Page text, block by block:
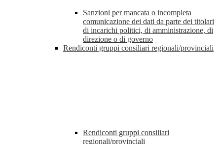
Sanzioni per mancata o incompleta
comunicazione dei dati da parte dei titolari
di incarichi politici, di amministrazione, di
direzione o di governo
Rendiconti gruppi consiliari regionali/provinciali
Rendiconti gruppi consiliari
regionali/provinciali